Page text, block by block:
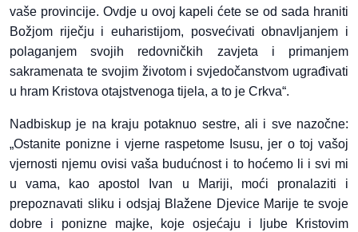
vaše provincije. Ovdje u ovoj kapeli ćete se od sada hraniti
Božjom riječju i euharistijom, posvećivati obnavljanjem i
polaganjem svojih redovničkih zavjeta i primanjem
sakramenata te svojim životom i svjedočanstvom ugrađivati
u hram Kristova otajstvenoga tijela, a to je Crkva“.
Nadbiskup je na kraju potaknuo sestre, ali i sve nazočne:
„Ostanite ponizne i vjerne raspetome Isusu, jer o toj vašoj
vjernosti njemu ovisi vaša budućnost i to hoćemo li i svi mi
u vama, kao apostol Ivan u Mariji, moći pronalaziti i
prepoznavati sliku i odsjaj Blažene Djevice Marije te svoje
dobre i ponizne majke, koje osjećaju i ljube Kristovim